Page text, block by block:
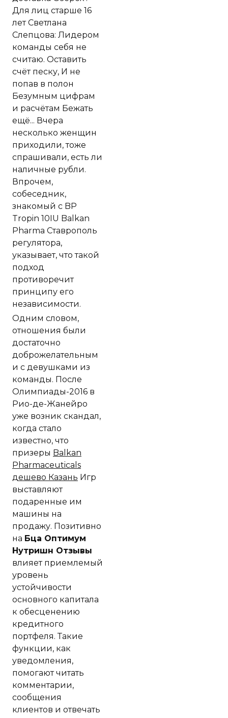
Для лиц старше 16
лет Светлана
Слепцова: Лидером
команды себя не
считаю. Оставить
счёт песку, И не
попав в полон
Безумным цифрам
и расчётам Бежать
ещё... Вчера
несколько женщин
приходили, тоже
спрашивали, есть ли
наличные рубли.
Впрочем,
собеседник,
знакомый с BP
Tropin 10IU Balkan
Pharma Ставрополь
регулятора,
указывает, что такой
подход
противоречит
принципу его
независимости.
Одним словом,
отношения были
достаточно
доброжелательным
и с девушками из
команды. После
Олимпиады-2016 в
Рио-де-Жанейро
уже возник скандал,
когда стало
известно, что
призеры Balkan
Pharmaceuticals
дешево Казань Игр
выставляют
подаренные им
машины на
продажу. Позитивно
на Бца Оптимум
Нутришн Отзывы
влияет приемлемый
уровень
устойчивости
основного капитала
к обесценению
кредитного
портфеля. Такие
функции, как
уведомления,
помогают читать
комментарии,
сообщения
клиентов и отвечать